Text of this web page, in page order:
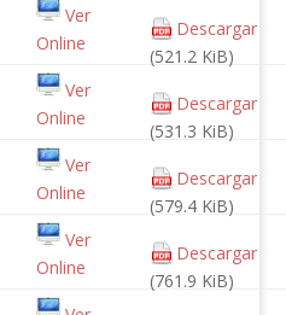
Ver
Online
Descargar
(521.2 KiB)
Ver
Online
Descargar
(531.3 KiB)
Ver
Online
Descargar
(579.4 KiB)
Ver
Online
Descargar
(761.9 KiB)